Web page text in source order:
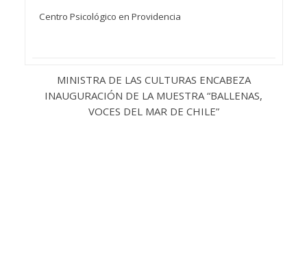
Centro Psicológico en Providencia
MINISTRA DE LAS CULTURAS ENCABEZA
INAUGURACIÓN DE LA MUESTRA “BALLENAS,
VOCES DEL MAR DE CHILE”